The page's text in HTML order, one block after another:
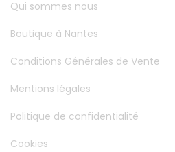
Qui sommes nous
Boutique à Nantes
Conditions Générales de Vente
Mentions légales
Politique de confidentialité
Cookies